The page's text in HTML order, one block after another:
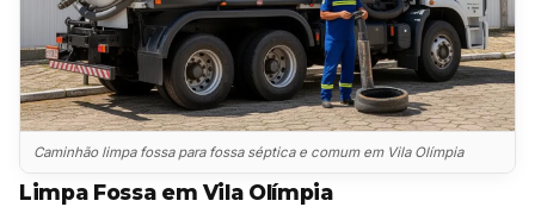
Caminhão limpa fossa para fossa séptica e comum em Vila Olímpia
Limpa Fossa em Vila Olímpia